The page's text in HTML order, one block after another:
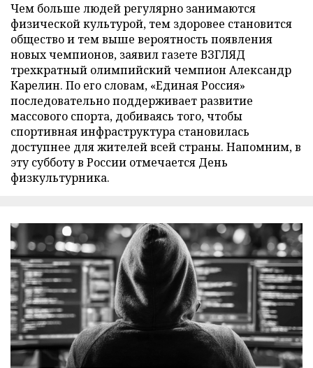
Чем больше людей регулярно занимаются
физической культурой, тем здоровее становится
общество и тем выше вероятность появления
новых чемпионов, заявил газете ВЗГЛЯД
трехкратный олимпийский чемпион Александр
Карелин. По его словам, «Единая Россия»
последовательно поддерживает развитие
массового спорта, добиваясь того, чтобы
спортивная инфраструктура становилась
доступнее для жителей всей страны. Напомним, в
эту субботу в России отмечается День
физкультурника.